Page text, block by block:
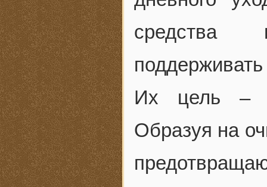
средства
Их цель –
Образуя на